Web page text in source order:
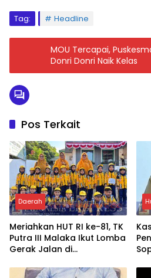
Tag: Headline
MOU Tercapai,
Donri Donri Naik Kelas
Pos Terkait
Daerah
Meriahkan HUT RI ke-81, TK
Putra III Malaka Ikut Lomba
Gerak Jalan di